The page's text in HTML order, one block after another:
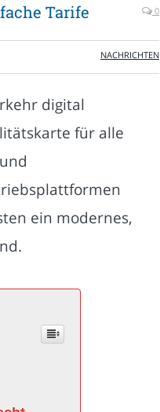
Tarife 0
NACHRICHTEN
digital
für alle
ein modernes,